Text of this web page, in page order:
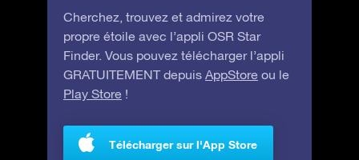
Cherchez, trouvez et admirez votre
propre étoile avec l’appli OSR Star
Finder. Vous pouvez télécharger l’appli
GRATUITEMENT depuis AppStore ou le
Play Store !
Télécharger sur l'App Store